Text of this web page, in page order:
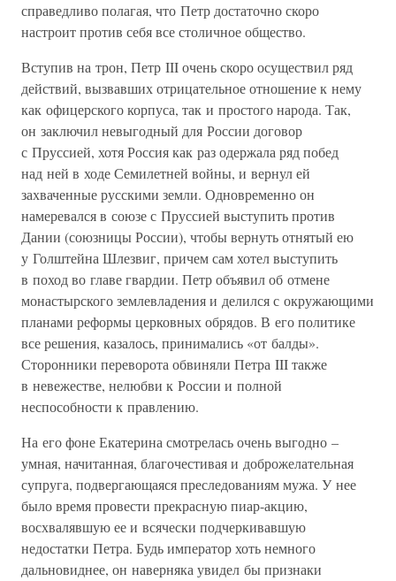
справедливо полагая, что Петр достаточно скоро
настроит против себя все столичное общество.
Вступив на трон, Петр III очень скоро осуществил ряд
действий, вызвавших отрицательное отношение к нему
как офицерского корпуса, так и простого народа. Так,
он заключил невыгодный для России договор
с Пруссией, хотя Россия как раз одержала ряд побед
над ней в ходе Семилетней войны, и вернул ей
захваченные русскими земли. Одновременно он
намеревался в союзе с Пруссией выступить против
Дании (союзницы России), чтобы вернуть отнятый ею
у Голштейна Шлезвиг, причем сам хотел выступить
в поход во главе гвардии. Петр объявил об отмене
монастырского землевладения и делился с окружающими
планами реформы церковных обрядов. В его политике
все решения, казалось, принимались «от балды».
Сторонники переворота обвиняли Петра III также
в невежестве, нелюбви к России и полной
неспособности к правлению.
На его фоне Екатерина смотрелась очень выгодно –
умная, начитанная, благочестивая и доброжелательная
супруга, подвергающаяся преследованиям мужа. У нее
было время провести прекрасную пиар-акцию,
восхвалявшую ее и всячески подчеркивавшую
недостатки Петра. Будь император хоть немного
дальновиднее, он наверняка увидел бы признаки